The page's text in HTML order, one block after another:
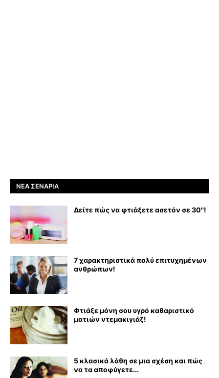
ΝΈΑ ΣΕΝΆΡΙΑ
Δείτε πώς να φτιάξετε ασετόν σε 30''!
7 χαρακτηριστικά πολύ επιτυχημένων
ανθρώπων!
Φτιάξε μόνη σου υγρό καθαριστικό
ματιών ντεμακιγιάζ!
5 κλασικά λάθη σε μια σχέση και πώς
να τα αποφύγετε...